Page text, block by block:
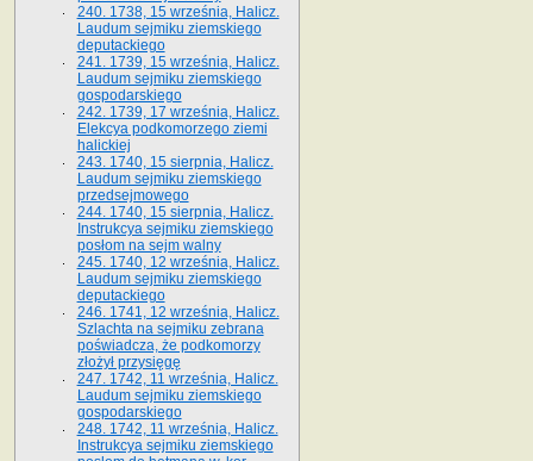
240. 1738, 15 września, Halicz.
Laudum sejmiku ziemskiego
deputackiego
241. 1739, 15 września, Halicz.
Laudum sejmiku ziemskiego
gospodarskiego
242. 1739, 17 września, Halicz.
Elekcya podkomorzego ziemi
halickiej
243. 1740, 15 sierpnia, Halicz.
Laudum sejmiku ziemskiego
przedsejmowego
244. 1740, 15 sierpnia, Halicz.
Instrukcya sejmiku ziemskiego
posłom na sejm walny
245. 1740, 12 września, Halicz.
Laudum sejmiku ziemskiego
deputackiego
246. 1741, 12 września, Halicz.
Szlachta na sejmiku zebrana
poświadcza, że podkomorzy
złożył przysięgę
247. 1742, 11 września, Halicz.
Laudum sejmiku ziemskiego
gospodarskiego
248. 1742, 11 września, Halicz.
Instrukcya sejmiku ziemskiego